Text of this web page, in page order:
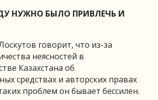
НУЖНО БЫЛО ПРИВЛЕЧЬ И
говорит, что из-за
неясностей в
Казахстана об
средствах и авторских правах
проблем он бывает бессилен.